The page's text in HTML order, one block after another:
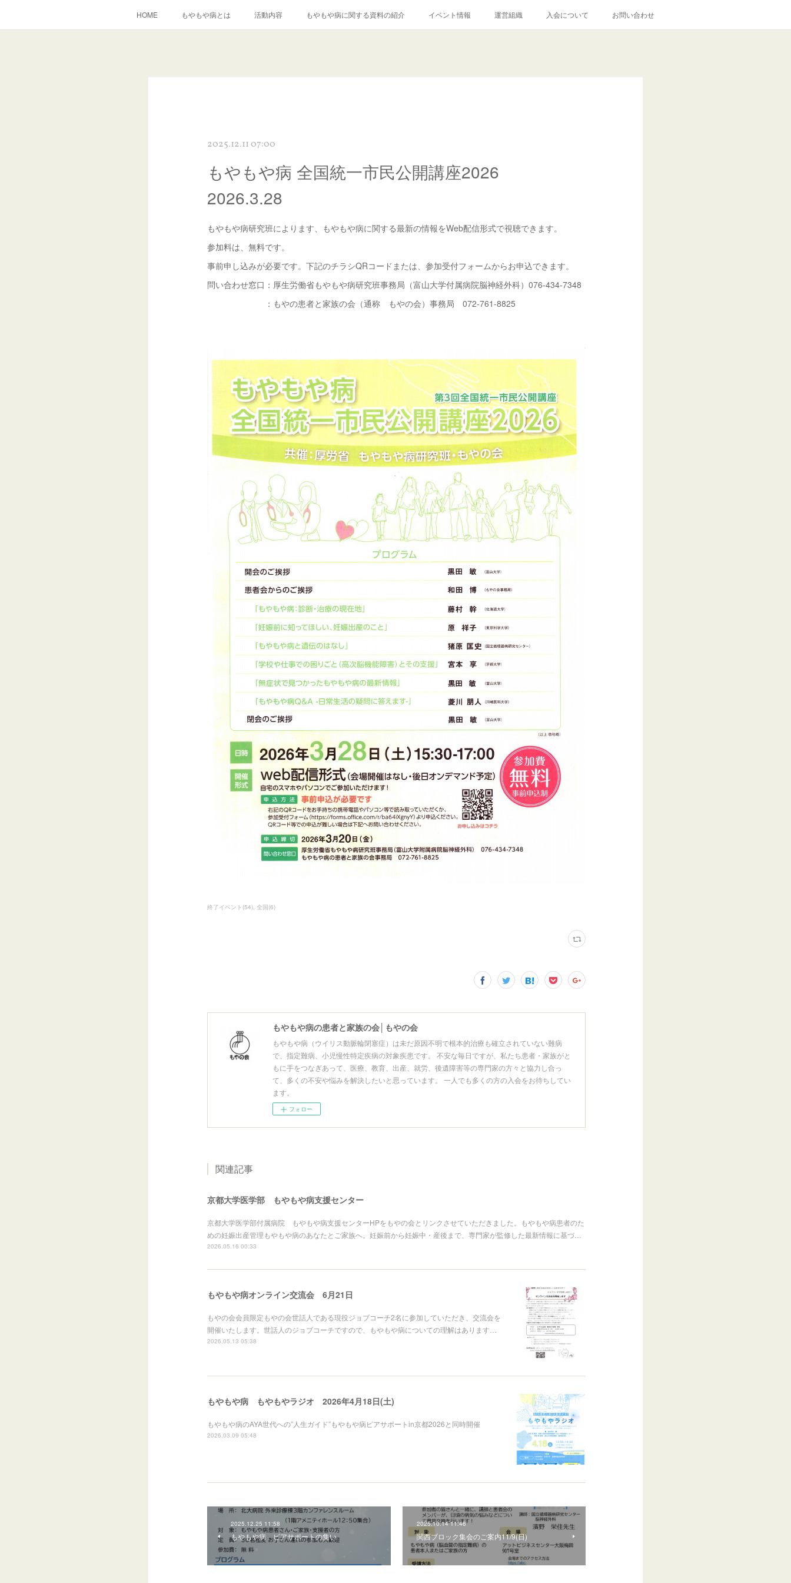
HOME もやもや病とは 活動内容 もやもや病に関する資料の紹介 イベント情報 運営組織 入会について お問い合わせ
2025.12.11 07:00
もやもや病 全国統一市民公開講座2026
2026.3.28
もやもや病研究班によります、もやもや病に関する最新の情報をWeb配信形式で視聴できます。
参加料は、無料です。
事前申し込みが必要です。下記のチラシQRコードまたは、参加受付フォームからお申込できます。
問い合わせ窓口：厚生労働省もやもや病研究班事務局（富山大学付属病院脳神経外科）076-434-7348
：もやの患者と家族の会（通称 もやの会）事務局 072-761-8825
終了イベント (54) 全国(6)
もやもや病の患者と家族の会│もやの会
もやもや病（ウイリス動脈輪閉塞症）は未だ原因不明で根本的治療も確立されていない難病
で、指定難病、小児慢性特定疾病の対象疾患です。 不安な毎日ですが、私たち患者・家族がと
もに手をつなぎあって、医療、教育、出産、就労、後遺障害等の専門家の方々と協力し合っ
て、多くの不安や悩みを解決したいと思っています。 一人でも多くの方の入会をお待ちしてい
ます。
フォロー
関連記事
京都大学医学部 もやもや病支援センター
京都大学医学部付属病院 もやもや病支援センターHPをもやの会とリンクさせていただきました。もやもや病患者のた
めの妊娠出産管理もやもや病のあなたとご家族へ。妊娠前から妊娠中・産後まで、専門家が監修した最新情報に基づ…
2026.05.16 00:33
もやもや病オンライン交流会 6月21日
もやの会会員限定もやの会世話人である現役ジョブコーチ2名に参加していただき、交流会を
開催いたします。世話人のジョブコーチですので、もやもや病についての理解はあります…
2026.05.13 05:38
もやもや病 もやもやラジオ 2026年4月18日(土)
もやもや病のAYA世代への”人生ガイド”もやもや病ピアサポートin京都2026と同時開催
2026.03.09 05:48
2025.12.25 11:58
もやもや病 ピアサポートの集い
2025.10.14 11:46
関西ブロック集会のご案内11/9(日)